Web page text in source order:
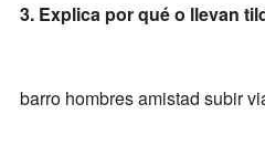
3. Explica por qué o llevan
barro hombres amistad subir